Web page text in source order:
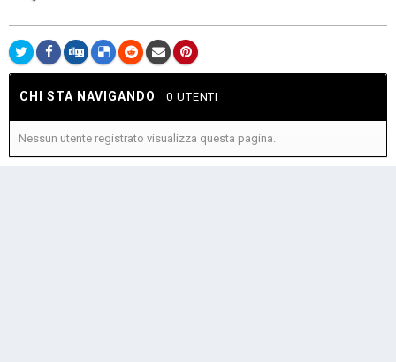
CHI STA NAVIGANDO 0 UTENTI
Nessun utente registrato visualizza questa pagina.